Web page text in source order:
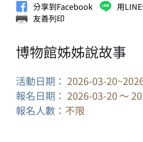
分享到Facebook
用
友善列印
博物館姊姊說故事
活動日期： 2026-03-
報名日期： 2026-03-20 ～
報名人數： 不限